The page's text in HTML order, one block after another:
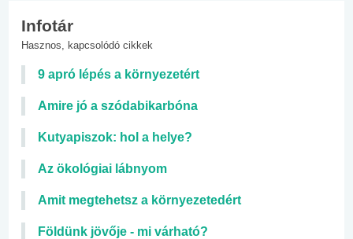
Infotár
Hasznos, kapcsolódó cikkek
9 apró lépés a környezetért
Amire jó a szódabikarbóna
Kutyapiszok: hol a helye?
Az ökológiai lábnyom
Amit megtehetsz a környezetedért
Földünk jövője - mi várható?